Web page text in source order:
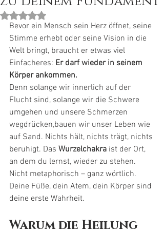
Mit NaN von 5 Sternen bewertet.
Bevor ein Mensch sein Herz öffnet, seine
Stimme erhebt oder seine Vision in die
Welt bringt, braucht er etwas viel
Einfacheres: Er darf wieder in seinem
Körper ankommen.
Denn solange wir innerlich auf der
Flucht sind, solange wir die Schwere
umgehen und unsere Schmerzen
wegdrücken,bauen wir unser Leben wie
auf Sand. Nichts hält, nichts trägt, nichts
beruhigt. Das Wurzelchakra ist der Ort,
an dem du lernst, wieder zu stehen.
Nicht metaphorisch – ganz wörtlich.
Deine Füße, dein Atem, dein Körper sind
deine erste Wahrheit.
Warum die Heilung